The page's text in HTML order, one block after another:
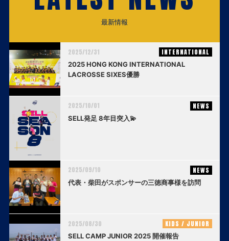
最新情報
2025/12/31 INTERNATIONAL
2025 HONG KONG INTERNATIONAL
LACROSSE SIXES優勝
2025/10/01 NEWS
SELL発足 8年目突入💫
2025/09/10 NEWS
代表・柴田がスポンサーの三徳商事様を訪問
2025/08/30 KIDS / JUNIOR
SELL CAMP JUNIOR 2025 開催報告